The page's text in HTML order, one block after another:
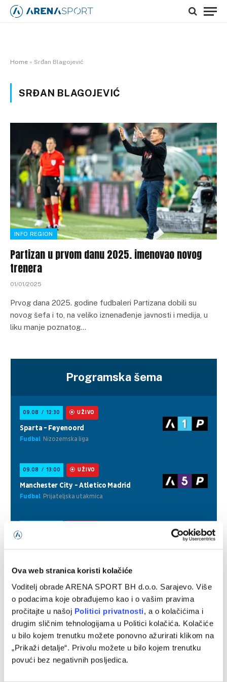
Ova web stranica koristi kolačiće
Voditelj obrade ARENA SPORT BH d.o.o. Sarajevo. Više
o podacima koje obrađujemo kao i o vašim pravima
pročitajte u našoj Politici privatnosti, a o kolačićima i
drugim sličnim tehnologijama u Politici kolačića. Kolačiće
u bilo kojem trenutku možete ponovno ažurirati klikom na
„Prikaži detalje“. Privolu možete u bilo kojem trenutku
povući bez negativnih posljedica.
Home » Srđan Blagojević
SRĐAN BLAGOJEVIĆ
INFO REGION
Partizan u prvom danu 2025. imenovao novog
trenera
01/01/2025
Prvog dana 2025. godine fudbaleri Partizana dobili su
novog šefa i to, na veliko iznenađenje javnosti i medija, u
liku manje poznatog…
Programska šema